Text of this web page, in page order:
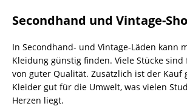
Secondhand und Vintage-
In Secondhand- und Vintage-Läden kann
Kleidung günstig finden. Viele Stücke
von guter Qualität. Zusätzlich ist der Kauf
Kleider gut für die Umwelt, was vielen
Herzen liegt.